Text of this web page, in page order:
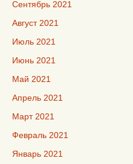
Сентябрь 2021
Август 2021
Июль 2021
Июнь 2021
Май 2021
Апрель 2021
Март 2021
Февраль 2021
Январь 2021